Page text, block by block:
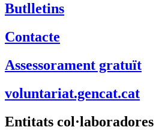
Butlletins
Contacte
Assessorament gratuït
voluntariat.gencat.cat
Entitats col·laboradores